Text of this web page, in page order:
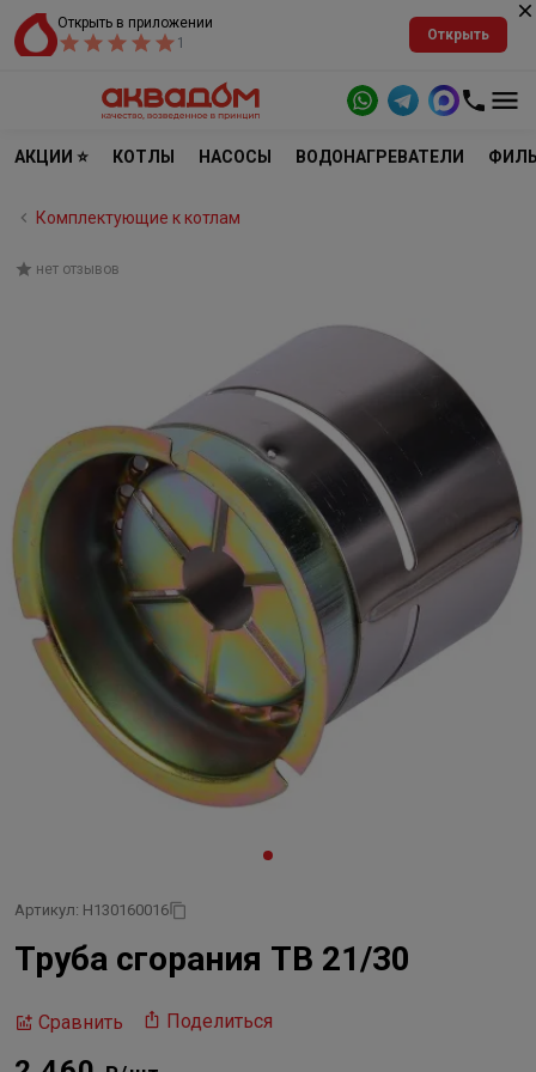
Открыть в приложении
1
Открыть
АКЦИИ ⭐ КОТЛЫ НАСОСЫ ВОДОНАГРЕВАТЕЛИ
Комплектующие к котлам
нет отзывов
Артикул: H130160016
Труба сгорания TB 21/30
Сравнить Поделиться